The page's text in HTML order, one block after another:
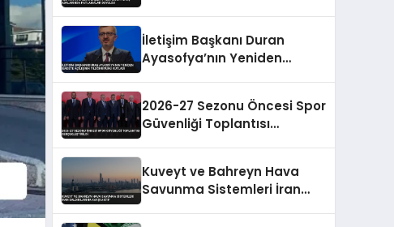
İletişim Başkanı Duran
Ayasofya’nın Yeniden
2026-27 Sezonu Öncesi Spor
Güvenliği Toplantısı
Kuveyt ve Bahreyn Hava
Savunma Sistemleri İran